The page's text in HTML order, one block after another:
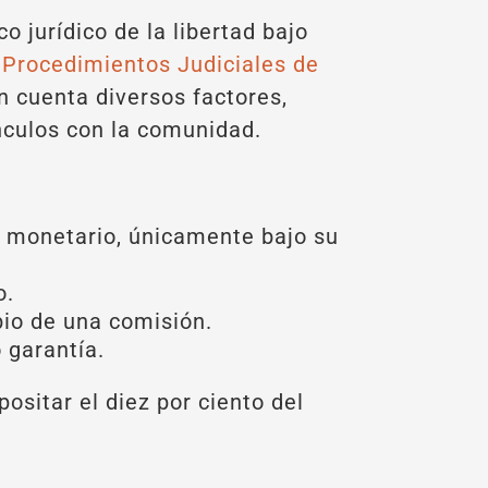
jurídico de la libertad bajo
Judiciales de
cuenta diversos factores,
con la comunidad.
únicamente bajo su
de una comisión.
garantía.
el diez por ciento del